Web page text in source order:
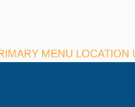
MENU LOCATION